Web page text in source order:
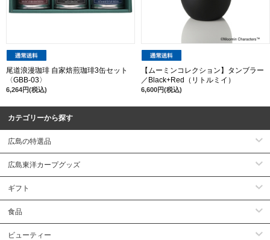
尾道浪漫珈琲 自家焙煎珈琲3缶セット
〈GBB-03〉
6,264円(税込)
【ムーミンコレクション】タンブラー
／Black+Red（リトルミイ）
6,600円(税込)
カテゴリーから探す
広島の特選品
広島東洋カープグッズ
ギフト
食品
ビューティー